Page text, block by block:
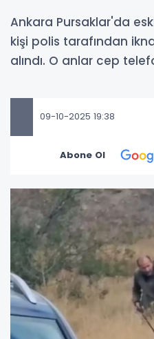
Ankara Pursaklar'da
kişi polis tarafından
alındı. O anlar cep
09-10-2025 19:38
Abone Ol